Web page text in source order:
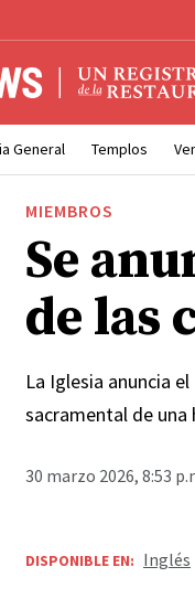
General Templos
MIEMBROS
Se
de las
La Iglesia anuncia
sacramental de una
30 marzo 2026, 8:53
DISPONIBLE EN: Inglés